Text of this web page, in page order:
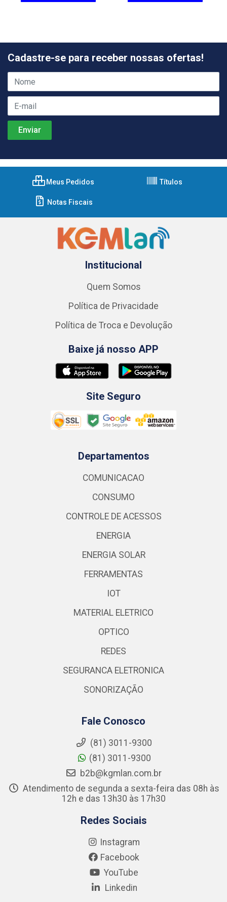
Cadastre-se para receber nossas ofertas!
Meus Pedidos Títulos
Notas Fiscais
Institucional
Quem Somos
Política de Privacidade
Política de Troca e Devolução
Baixe já nosso APP
Site Seguro
Departamentos
COMUNICACAO
CONSUMO
CONTROLE DE ACESSOS
ENERGIA
ENERGIA SOLAR
FERRAMENTAS
IOT
MATERIAL ELETRICO
OPTICO
REDES
SEGURANCA ELETRONICA
SONORIZAÇÃO
Fale Conosco
(81) 3011-9300
(81) 3011-9300
b2b@kgmlan.com.br
Atendimento de segunda a sexta-feira das 08h às
12h e das 13h30 às 17h30
Redes Sociais
Instagram
Facebook
YouTube
Linkedin